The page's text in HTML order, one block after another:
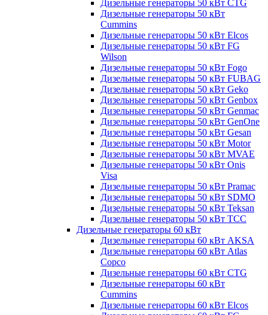
Дизельные генераторы 50 кВт CTG
Дизельные генераторы 50 кВт
Cummins
Дизельные генераторы 50 кВт Elcos
Дизельные генераторы 50 кВт FG
Wilson
Дизельные генераторы 50 кВт Fogo
Дизельные генераторы 50 кВт FUBAG
Дизельные генераторы 50 кВт Geko
Дизельные генераторы 50 кВт Genbox
Дизельные генераторы 50 кВт Genmac
Дизельные генераторы 50 кВт GenOne
Дизельные генераторы 50 кВт Gesan
Дизельные генераторы 50 кВт Motor
Дизельные генераторы 50 кВт MVAE
Дизельные генераторы 50 кВт Onis
Visa
Дизельные генераторы 50 кВт Pramac
Дизельные генераторы 50 кВт SDMO
Дизельные генераторы 50 кВт Teksan
Дизельные генераторы 50 кВт ТСС
Дизельные генераторы 60 кВт
Дизельные генераторы 60 кВт AKSA
Дизельные генераторы 60 кВт Atlas
Copco
Дизельные генераторы 60 кВт CTG
Дизельные генераторы 60 кВт
Cummins
Дизельные генераторы 60 кВт Elcos